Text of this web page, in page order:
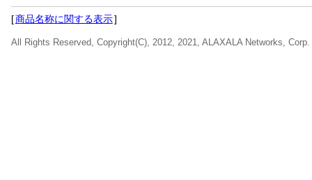
[商品名称に関する表示]
All Rights Reserved, Copyright(C), 2012, 2021, ALAXALA Networks, Corp.